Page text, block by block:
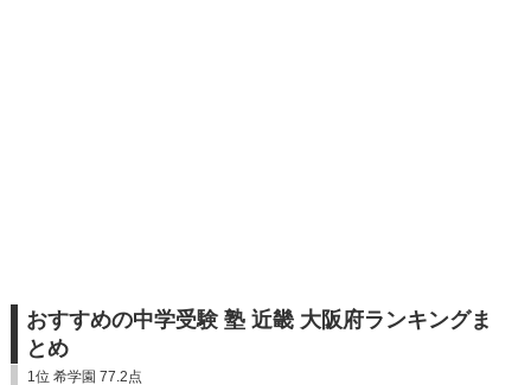
おすすめの中学受験 塾 近畿 大阪府ランキングま
とめ
1位 希学園 77.2点